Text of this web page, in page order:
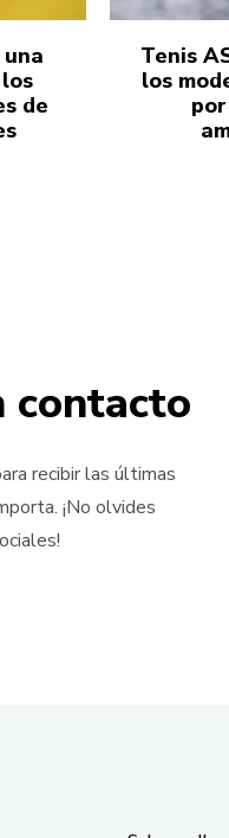
de
Tenis
los
contacto
recibir las últimas
¡No olvides